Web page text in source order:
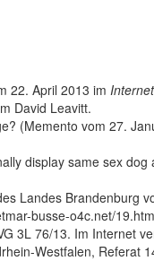
22. April 2013 im
David Leavitt.
(Memento vom 27.
display same sex
Landes Brandenburg
busse-o4c.net/
3L 76/13. Im Internet
Westfalen, Referat